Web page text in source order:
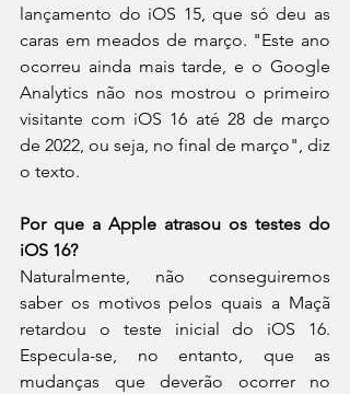
lançamento do iOS 15, que só deu as
caras em meados de março. "Este ano
ocorreu ainda mais tarde, e o Google
Analytics não nos mostrou o primeiro
visitante com iOS 16 até 28 de março
de 2022, ou seja, no final de março", diz
o texto.
Por que a Apple atrasou os testes do
iOS 16?
Naturalmente, não conseguiremos
saber os motivos pelos quais a Maçã
retardou o teste inicial do iOS 16.
Especula-se, no entanto, que as
mudanças que deverão ocorrer no